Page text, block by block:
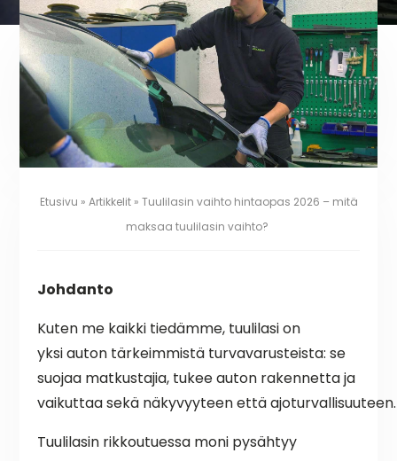
Etusivu » Artikkelit» Tuulilasin vaihto hintaopas 2026 – mitä
maksaa tuulilasin vaihto?
Johdanto
Kuten me kaikki tiedämme, tuulilasi on
yksi auton tärkeimmistä turvavarusteista: se
suojaa matkustajia, tukee auton rakennetta ja
vaikuttaa sekä näkyvyyteen että
Tuulilasin rikkoutuessa moni pysähtyy